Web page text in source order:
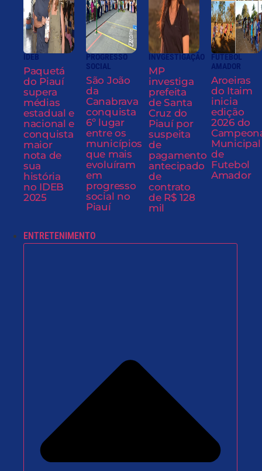
IDEB
Paquetá
do Piauí
supera
médias
estadual e
nacional e
conquista
maior
nota de
sua
história
no IDEB
2025
PROGRESSO
SOCIAL
São João
da
Canabrava
conquista
6º lugar
entre os
municípios
que mais
evoluíram
em
progresso
social no
Piauí
INVGESTIGAÇÃO
MP
investiga
prefeita
de Santa
Cruz do
Piauí por
suspeita
de
pagamento
antecipado
de
contrato
de R$ 128
mil
FUTEBOL
AMADOR
Aroeiras
do Itaim
inicia
edição
2026 do
Municipal
de
Futebol
Amador
ENTRETENIMENTO